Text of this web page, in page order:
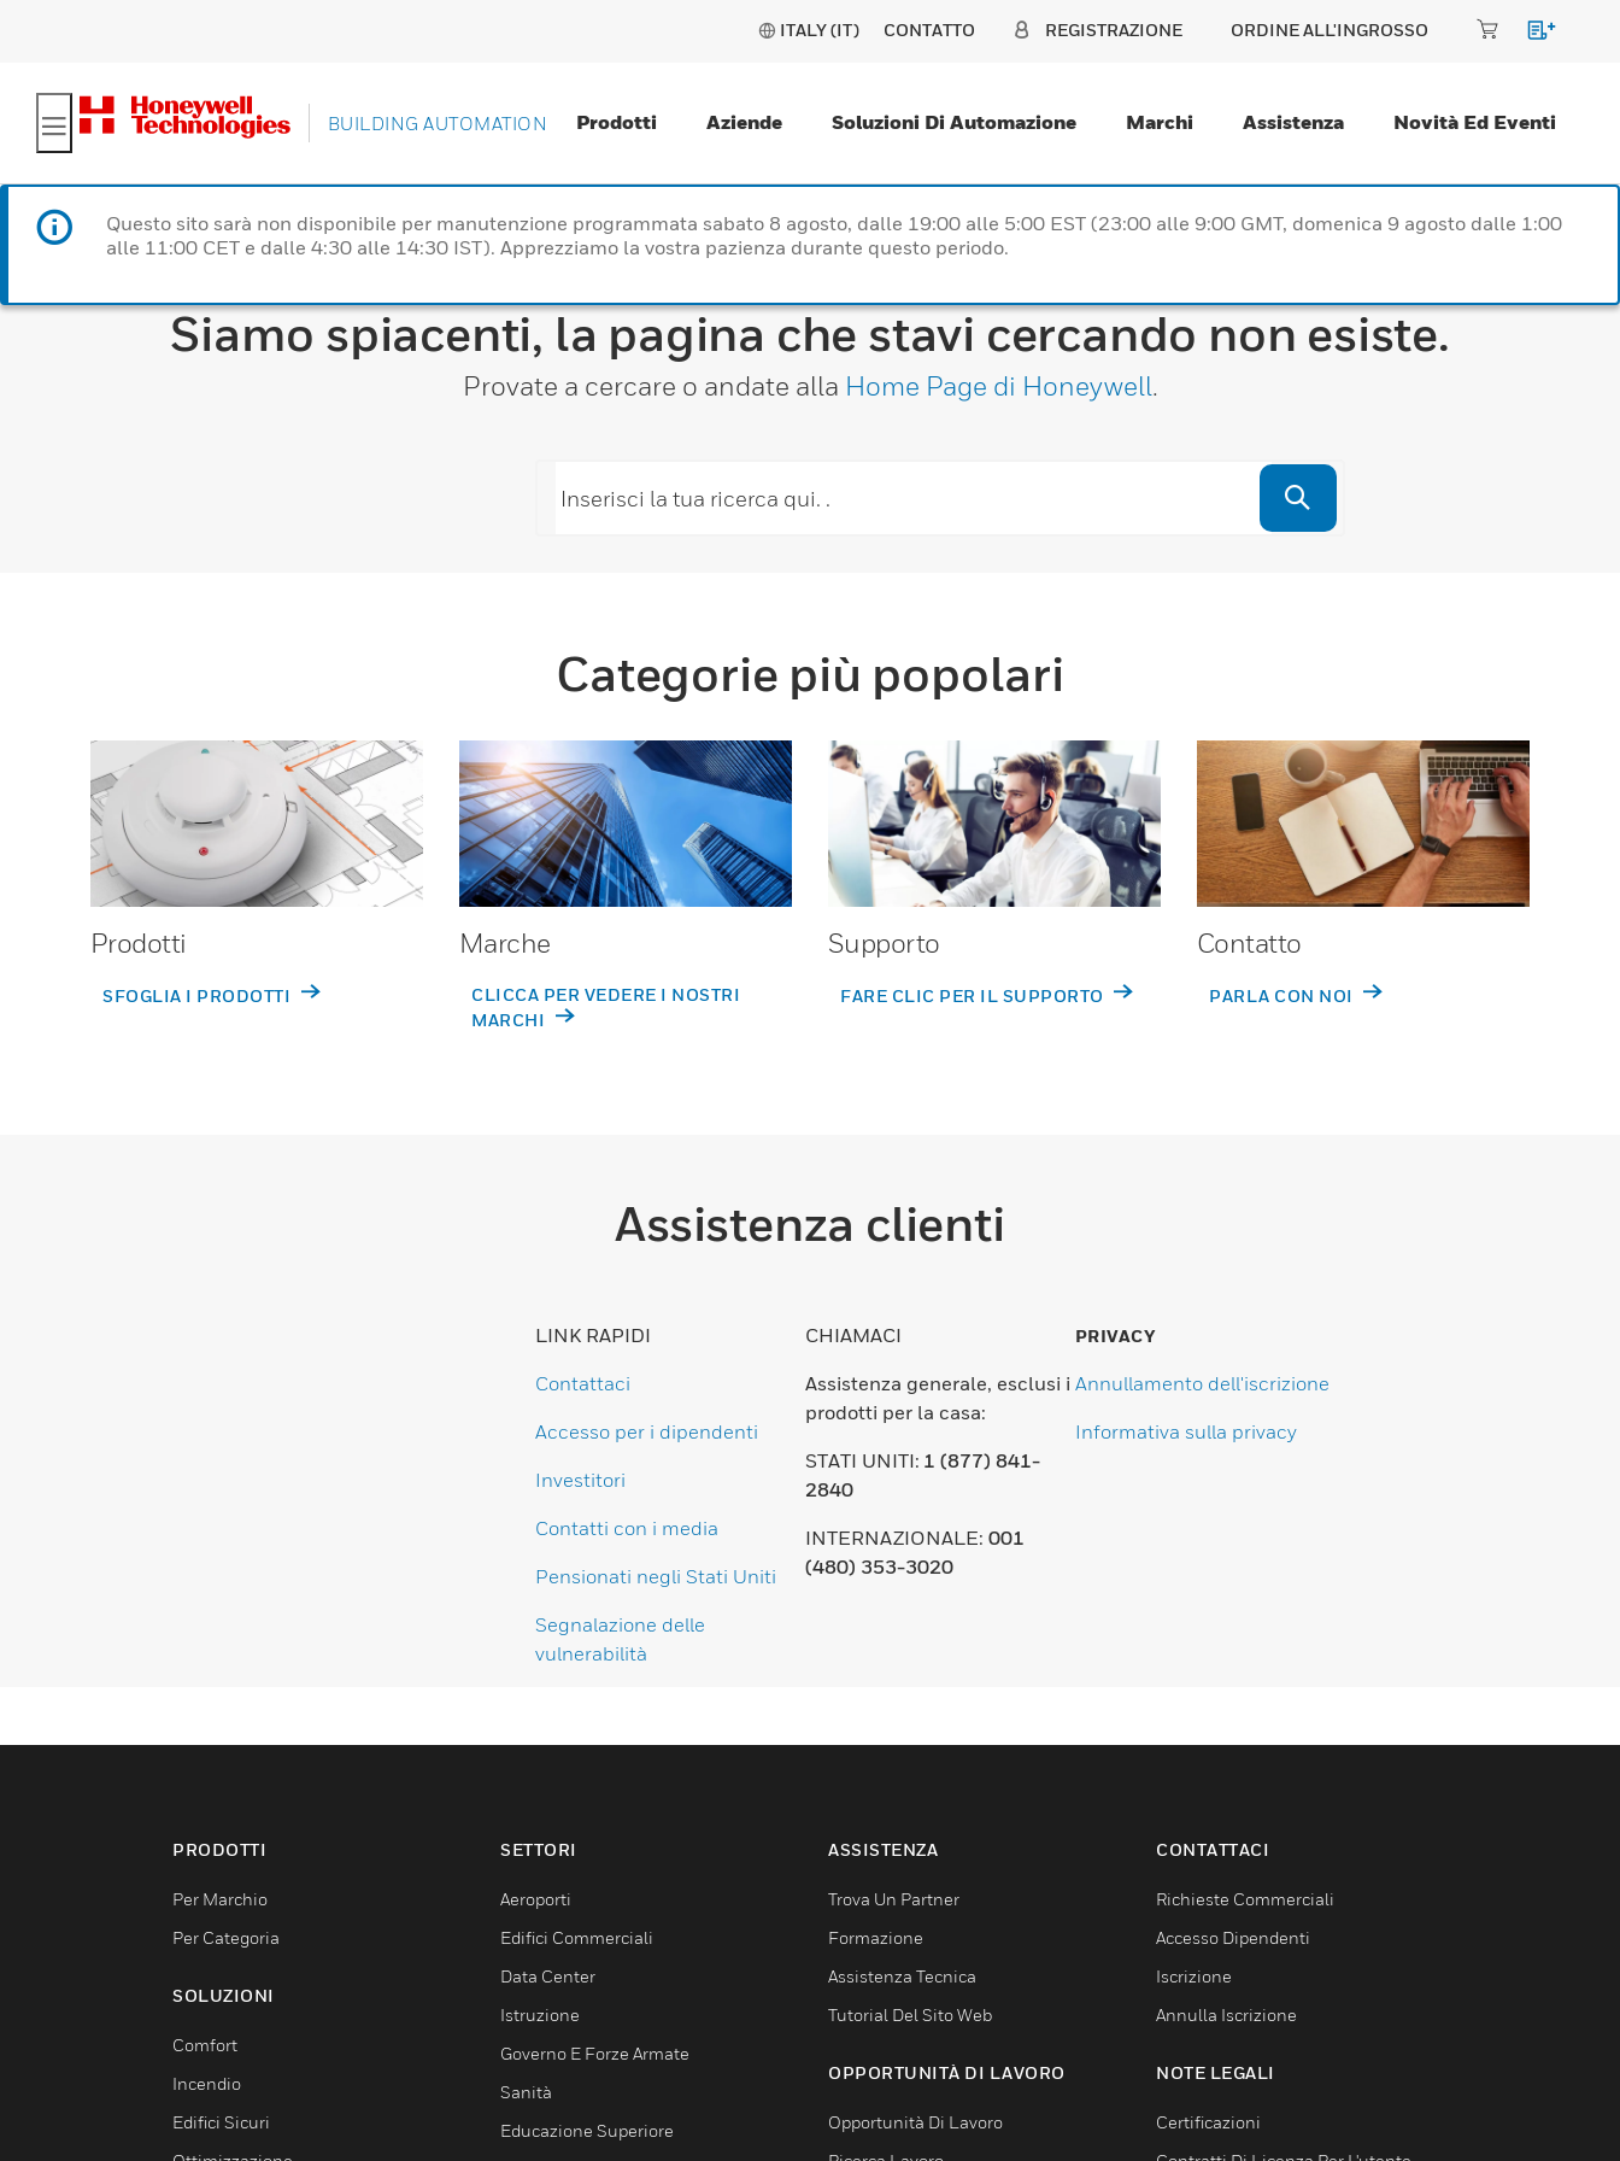
ITALY (IT) CONTATTO REGISTRAZIONE ORDINE ALL'INGROSSO
BUILDING AUTOMATION Prodotti Aziende Soluzioni Di Automazione Marchi Assistenza Novità Ed Eventi
Questo sito sarà non disponibile per manutenzione programmata sabato 8 agosto, dalle 19:00 alle 5:00 EST (23:00 alle 9:00 GMT, domenica 9 agosto dalle 1:00
alle 11:00 CET e dalle 4:30 alle 14:30 IST). Apprezziamo la vostra pazienza durante questo periodo.
Siamo spiacenti, la pagina che stavi cercando non esiste.
Provate a cercare o andate alla Home Page di Honeywell.
Categorie più popolari
Prodotti
SFOGLIA I PRODOTTI
Marche
CLICCA PER VEDERE I NOSTRI
MARCHI
Supporto
FARE CLIC PER IL SUPPORTO
Contatto
PARLA CON NOI
Assistenza clienti
LINK RAPIDI
Contattaci
Accesso per i dipendenti
Investitori
Contatti con i media
Pensionati negli Stati Uniti
Segnalazione delle
vulnerabilità
CHIAMACI
Assistenza generale, esclusi i
prodotti per la casa:
STATI UNITI: 1 (877) 841-
2840
INTERNAZIONALE: 001
(480) 353-3020
PRIVACY
Annullamento dell'iscrizione
Informativa sulla privacy
PRODOTTI
Per Marchio
Per Categoria
SOLUZIONI
Comfort
Incendio
Edifici Sicuri
SETTORI
Aeroporti
Edifici Commerciali
Data Center
Istruzione
Governo E Forze Armate
Sanità
Educazione Superiore
ASSISTENZA
Trova Un Partner
Formazione
Assistenza Tecnica
Tutorial Del Sito Web
OPPORTUNITÀ DI LAVORO
Opportunità Di Lavoro
CONTATTACI
Richieste Commerciali
Accesso Dipendenti
Iscrizione
Annulla Iscrizione
NOTE LEGALI
Certificazioni